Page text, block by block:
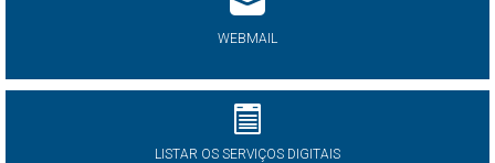
WEBMAIL
LISTAR OS SERVIÇOS DIGITAIS